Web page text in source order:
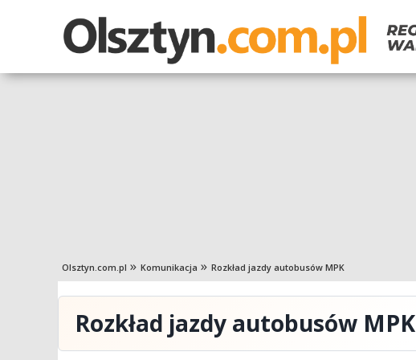
Olsztyn.com.pl Komunikacja Rozkład jazdy autobusów MPK
Rozkład jazdy autobusów MPK